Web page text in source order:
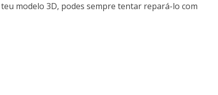
modelo 3D, podes sempre tentar repará-lo com